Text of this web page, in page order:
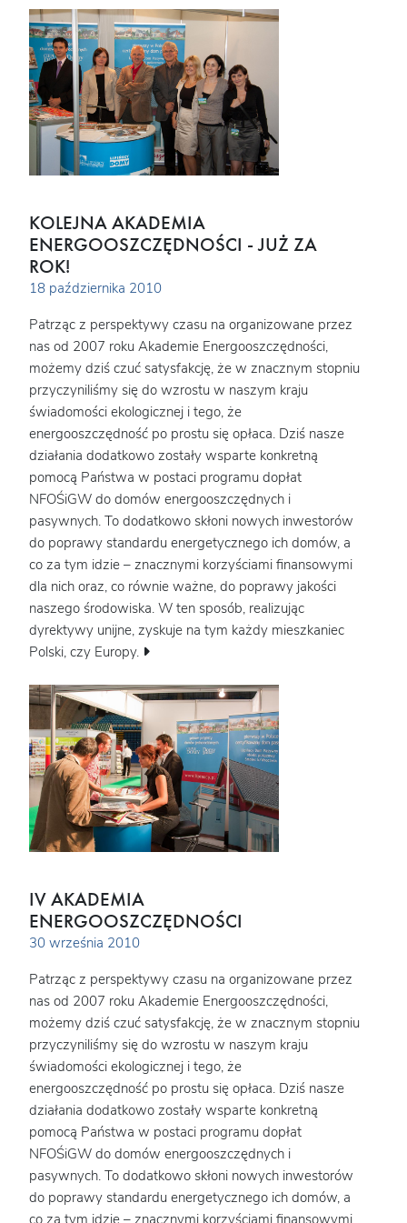
KOLEJNA AKADEMIA
ENERGOOSZCZĘDNOŚCI - JUŻ ZA
ROK!
18 października 2010
Patrząc z perspektywy czasu na organizowane przez
nas od 2007 roku Akademie Energooszczędności,
możemy dziś czuć satysfakcję, że w znacznym stopniu
przyczyniliśmy się do wzrostu w naszym kraju
świadomości ekologicznej i tego, że
energooszczędność po prostu się opłaca. Dziś nasze
działania dodatkowo zostały wsparte konkretną
pomocą Państwa w postaci programu dopłat
NFOŚiGW do domów energooszczędnych i
pasywnych. To dodatkowo skłoni nowych inwestorów
do poprawy standardu energetycznego ich domów, a
co za tym idzie – znacznymi korzyściami finansowymi
dla nich oraz, co równie ważne, do poprawy jakości
naszego środowiska. W ten sposób, realizując
dyrektywy unijne, zyskuje na tym każdy mieszkaniec
Polski, czy Europy.
IV AKADEMIA
ENERGOOSZCZĘDNOŚCI
30 września 2010
Patrząc z perspektywy czasu na organizowane przez
nas od 2007 roku Akademie Energooszczędności,
możemy dziś czuć satysfakcję, że w znacznym stopniu
przyczyniliśmy się do wzrostu w naszym kraju
świadomości ekologicznej i tego, że
energooszczędność po prostu się opłaca. Dziś nasze
działania dodatkowo zostały wsparte konkretną
pomocą Państwa w postaci programu dopłat
NFOŚiGW do domów energooszczędnych i
pasywnych. To dodatkowo skłoni nowych inwestorów
do poprawy standardu energetycznego ich domów, a
co za tym idzie – znacznymi korzyściami finansowymi